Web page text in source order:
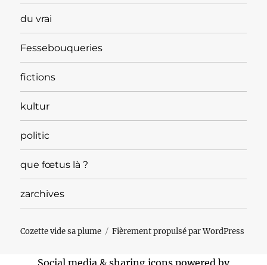
du vrai
Fessebouqueries
fictions
kultur
politic
que fœtus là ?
zarchives
Cozette vide sa plume Fièrement propulsé par WordPress